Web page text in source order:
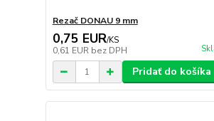
Rezač DONAU 9 mm
0,75 EUR/KS
0,61 EUR bez DPH
Pridať do košíka